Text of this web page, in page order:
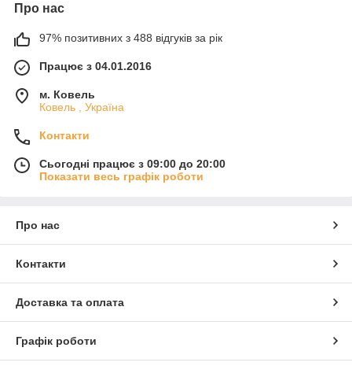
Про нас
97% позитивних з 488 відгуків за рік
Працює з 04.01.2016
м. Ковель
Ковель , Україна
Контакти
Сьогодні працює з 09:00 до 20:00
Показати весь графік роботи
Про нас
Контакти
Доставка та оплата
Графік роботи